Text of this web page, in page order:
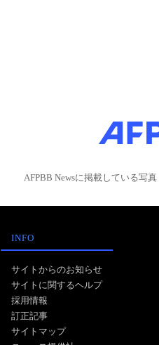
AFPBB Newsに掲載している写
INFO
サイトからのお知らせ
サイトに関するヘルプ
採用情報
訂正記事
サイトマップ